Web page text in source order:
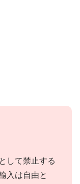
して禁止する
入は自由と